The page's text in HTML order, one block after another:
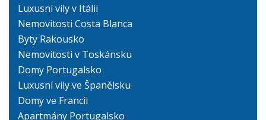
Luxusní vily v Itálii
Nemovitosti Costa Blanca
Byty Rakousko
Nemovitosti v Toskánsku
Domy Portugalsko
Luxusní vily ve Španělsku
Domy ve Francii
Apartmány Portugalsko